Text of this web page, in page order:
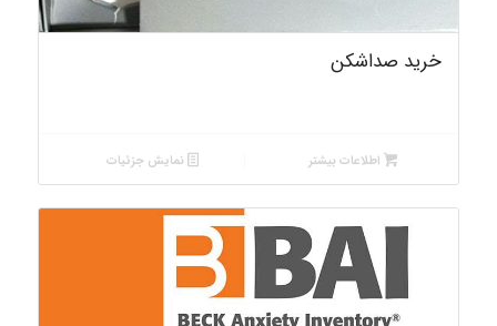
خرید صداشکن
اطلاعات بیشتر نمایش جزئیات